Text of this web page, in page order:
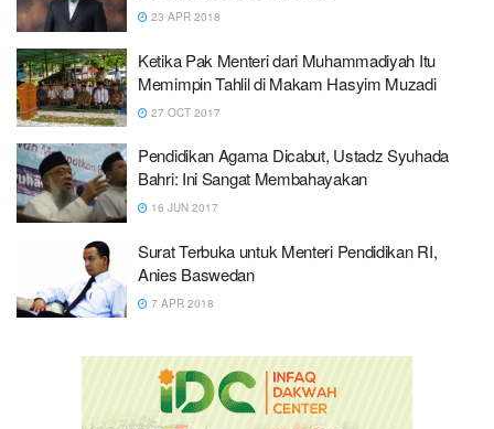
23 APR 2018
Ketika Pak Menteri dari Muhammadiyah Itu
Memimpin Tahlil di Makam Hasyim Muzadi
27 OCT 2017
Pendidikan Agama Dicabut, Ustadz Syuhada
Bahri: Ini Sangat Membahayakan
16 JUN 2017
Surat Terbuka untuk Menteri Pendidikan RI,
Anies Baswedan
7 APR 2018